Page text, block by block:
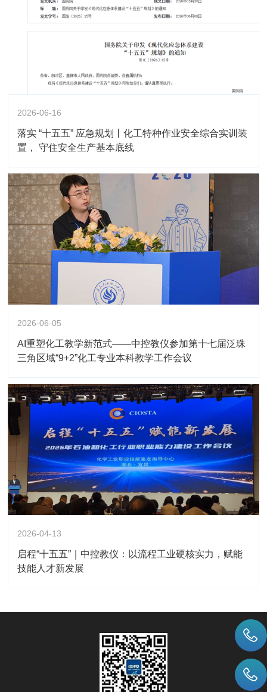
2026-06-16
落实 “十五五” 应急规划丨化工特种作业安全综合实训装
置， 守住安全生产基本底线
2026-06-05
AI重塑化工教学新范式——中控教仪参加第十七届泛珠
三角区域“9+2”化工专业本科教学工作会议
2026-04-13
启程“十五五”｜中控教仪：以流程工业硬核实力，赋能
技能人才新发展